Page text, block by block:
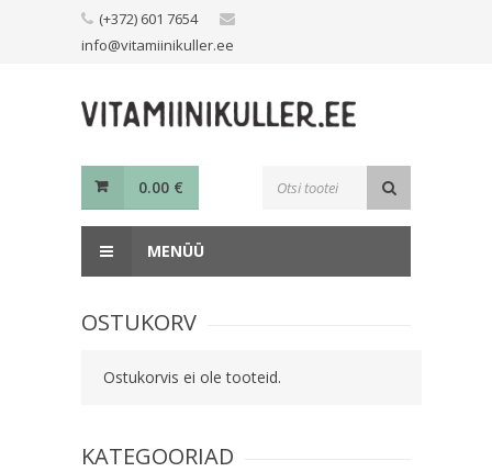
(+372) 601 7654
info@vitamiinikuller.ee
0.00 €
MENÜÜ
OSTUKORV
Ostukorvis ei ole tooteid.
KATEGOORIAD